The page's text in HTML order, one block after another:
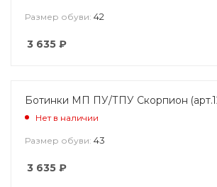
Размер обуви: 42
3 635 ₽
Ботинки МП ПУ/ТПУ Скорпион
Нет в наличии
Размер обуви: 43
3 635 ₽